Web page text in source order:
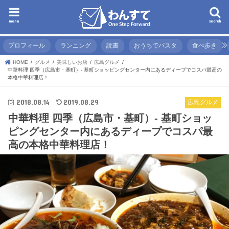
search
menu
プロフィール ランニング 読書 おうちでパスタ 食べ歩き
HOME グルメ 美味しいお店
広島グルメ
中華料理 四季（広島市・基町）- 基町ショッピングセンター内にあるディープでコスパ最高の
本格中華料理店！
広島グルメ
2018.08.14 2019.08.29
中華料理 四季（広島市・基町）- 基町ショッ
ピングセンター内にあるディープでコスパ最
高の本格中華料理店！